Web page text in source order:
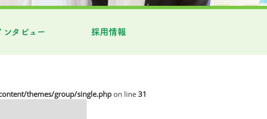
ンタビュー 採用情報
themes/group/single.php on line 31